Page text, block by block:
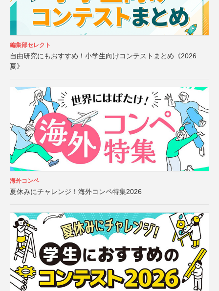
編集部セレクト
自由研究にもおすすめ！小学生向けコンテストまとめ《2026
夏》
海外コンペ
夏休みにチャレンジ！海外コンペ特集2026